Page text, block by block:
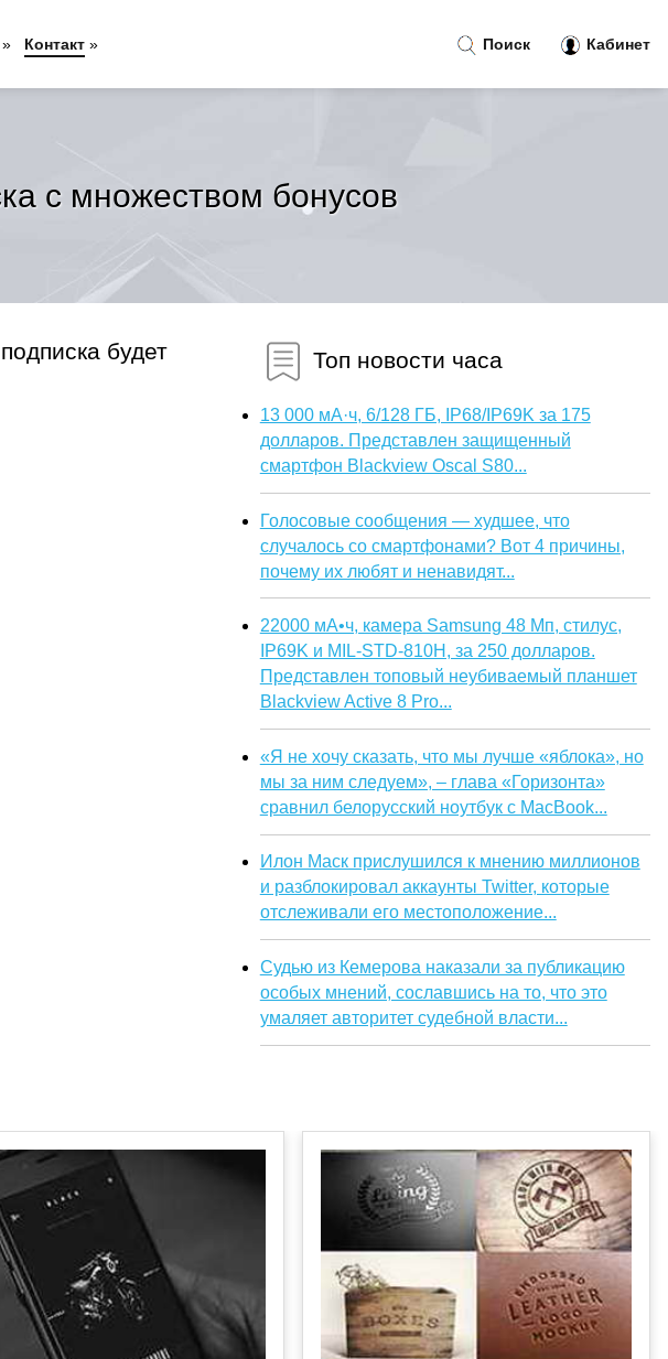
с множеством бонусов
будет
Топ новости часа
13 000 мА·ч, 6/128 ГБ, IP68/IP69K за 175
долларов. Представлен защищенный
смартфон Blackview Oscal S80...
Голосовые сообщения — худшее, что
случалось со смартфонами? Вот 4 причины,
почему их любят и ненавидят...
22000 мА•ч, камера Samsung 48 Мп, стилус,
IP69K и MIL-STD-810H, за 250 долларов.
Представлен топовый неубиваемый планшет
Blackview Active 8 Pro...
«Я не хочу сказать, что мы лучше «яблока», но
мы за ним следуем», – глава «Горизонта»
сравнил белорусский ноутбук с MacBook...
Илон Маск прислушился к мнению миллионов
и разблокировал аккаунты Twitter, которые
отслеживали его местоположение...
Судью из Кемерова наказали за публикацию
особых мнений, сославшись на то, что это
умаляет авторитет судебной власти...
Поиск Кабинет
» Контакт »